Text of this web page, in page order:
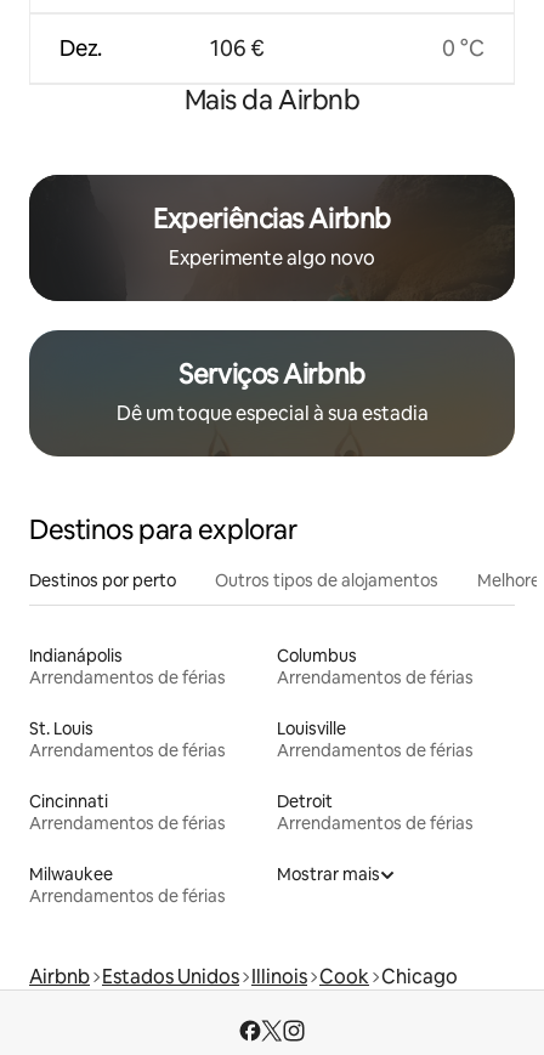
Dez. 106 € 0 °C
Mais da Airbnb
Experiências Airbnb
Experimente algo novo
Serviços Airbnb
Dê um toque especial à sua estadia
Destinos para explorar
Destinos por perto Outros tipos de alojamentos
Indianápolis
Arrendamentos de férias
Columbus
Arrendamentos de férias
St. Louis
Arrendamentos de férias
Louisville
Arrendamentos de férias
Cincinnati
Arrendamentos de férias
Detroit
Arrendamentos de férias
Milwaukee
Arrendamentos de férias
Mostrar mais
Airbnb Estados Unidos Illinois Cook Chicago